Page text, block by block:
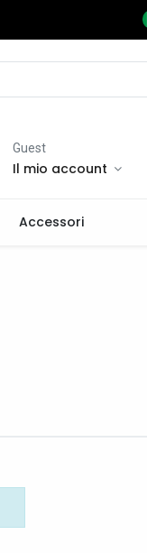
Guest
Il mio account
Accessori